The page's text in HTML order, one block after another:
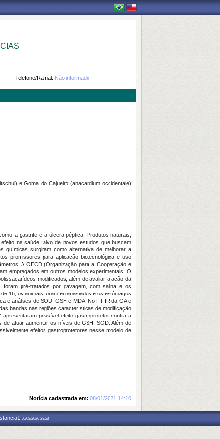
Telefone/Ramal: Não informado
e Goma do Cajueiro (anacardium occidentale)
a gastrite e a úlcera péptica. Produtos naturais,
na saúde, alvo de novos estudos que buscam
químicas surgiram como alternativa de melhorar a
promissores para aplicação biotecnológica e uso
A OECD (Organização para a Cooperação e
empregados em outros modelos experimentais. O
modificados, além de avaliar a ação da
pré-tratados por gavagem, com salina e os
1h, os animais foram eutanasiados e os estômagos
e análises de SOD, GSH e MDA. No FT-IR da GA e
bandas nas regiões características de modificação
possível efeito gastroprotetor contra a
de atuar aumentar os níveis de GSH, SOD. Além de
efeitos gastroprotetores nesse modelo de
Notícia cadastrada em: 08/01/2021 14:10
06/08/2026 23:53